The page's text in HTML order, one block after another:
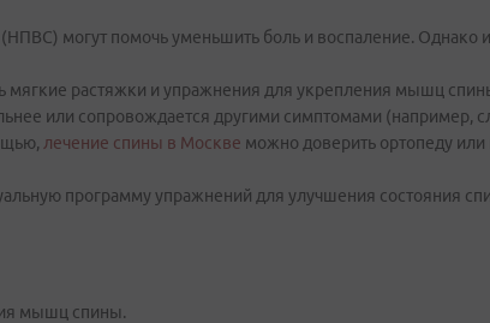
могут помочь уменьшить боль и воспаление. Однако
мягкие растяжки и упражнения для укрепления мышц
или сопровождается другими симптомами (например,
лечение спины в Москве можно доверить ортопеду
программу упражнений для улучшения состояния
мышц спины.